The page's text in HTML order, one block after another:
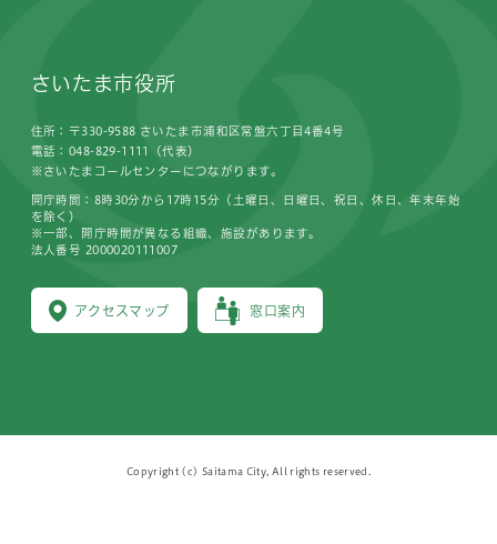
さいたま市役所
住所：〒330-9588 さいたま市浦和区常盤六丁目4番4号
電話：048-829-1111（代表）
※さいたまコールセンターにつながります。
アクセスマップ 窓口案内
開庁時間：8時30分から17時15分（土曜日、日曜日、祝日、休日、年末年始
を除く）
※一部、開庁時間が異なる組織、施設があります。
法人番号 2000020111007
Copyright (c) Saitama City, All rights reserved.